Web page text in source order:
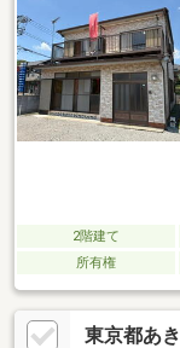
定小学校・中学校
も安心して暮らせます
2階建て
所有権
東京都あ